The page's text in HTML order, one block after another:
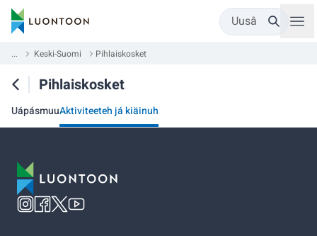
Uusâ
... Keski-Suomi Pihlaiskosket
Pihlaiskosket
UápásmuuAktiviteeteh já kiäinuh